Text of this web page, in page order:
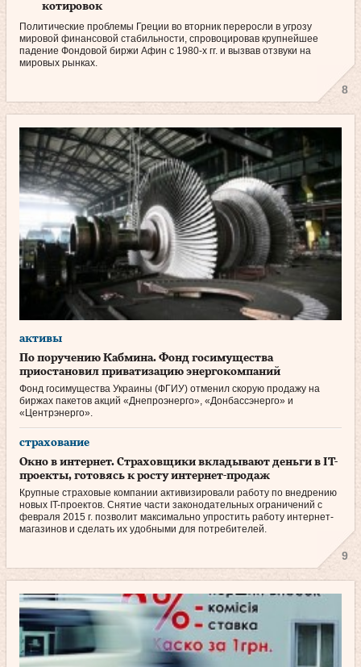
котировок
Политические проблемы Греции во вторник переросли в угрозу
мировой финансовой стабильности, спровоцировав крупнейшее
падение Фондовой биржи Афин с 1980‑х гг. и вызвав отзвуки на
мировых рынках.
8
активы
По поручению Кабмина. Фонд госимущества
приостановил приватизацию энергокомпаний
Фонд госимущества Украины (ФГИУ) отменил скорую продажу на
биржах пакетов акций «Днепроэнерго», «Донбассэнерго» и
«Центрэнерго».
страхование
Окно в интернет. Страховщики вкладывают деньги в IT-
проекты, готовясь к росту интернет-продаж
Крупные страховые компании активизировали работу по внедрению
новых IT-проектов. Снятие части законодательных ограничений с
февраля 2015 г. позволит максимально упростить работу интернет-
магазинов и сделать их удобными для потребителей.
9